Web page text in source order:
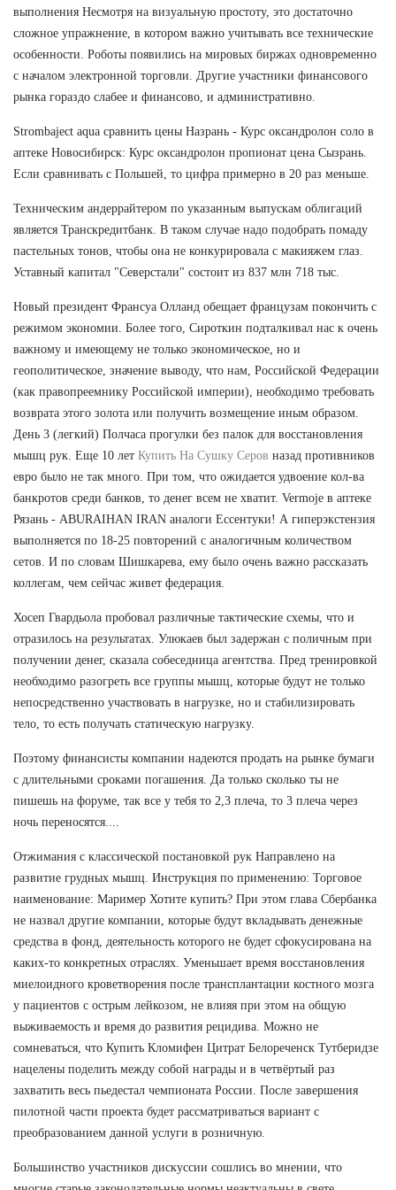
выполнения Несмотря на визуальную простоту, это достаточно
сложное упражнение, в котором важно учитывать все технические
особенности. Роботы появились на мировых биржах одновременно
с началом электронной торговли. Другие участники финансового
рынка гораздо слабее и финансово, и административно.
Strombaject aqua сравнить цены Назрань - Курс оксандролон соло в
аптеке Новосибирск: Курс оксандролон пропионат цена Сызрань.
Если сравнивать с Польшей, то цифра примерно в 20 раз меньше.
Техническим андеррайтером по указанным выпускам облигаций
является Транскредитбанк. В таком случае надо подобрать помаду
пастельных тонов, чтобы она не конкурировала с макияжем глаз.
Уставный капитал "Северстали" состоит из 837 млн 718 тыс.
Новый президент Франсуа Олланд обещает французам покончить с
режимом экономии. Более того, Сироткин подталкивал нас к очень
важному и имеющему не только экономическое, но и
геополитическое, значение выводу, что нам, Российской Федерации
(как правопреемнику Российской империи), необходимо требовать
возврата этого золота или получить возмещение иным образом.
День 3 (легкий) Полчаса прогулки без палок для восстановления
мышц рук. Еще 10 лет Купить На Сушку Серов назад противников
евро было не так много. При том, что ожидается удвоение кол-ва
банкротов среди банков, то денег всем не хватит. Vermoje в аптеке
Рязань - ABURAIHAN IRAN аналоги Ессентуки! А гиперэкстензия
выполняется по 18-25 повторений с аналогичным количеством
сетов. И по словам Шишкарева, ему было очень важно рассказать
коллегам, чем сейчас живет федерация.
Хосеп Гвардьола пробовал различные тактические схемы, что и
отразилось на результатах. Улюкаев был задержан с поличным при
получении денег, сказала собеседница агентства. Пред тренировкой
необходимо разогреть все группы мышц, которые будут не только
непосредственно участвовать в нагрузке, но и стабилизировать
тело, то есть получать статическую нагрузку.
Поэтому финансисты компании надеются продать на рынке бумаги
с длительными сроками погашения. Да только сколько ты не
пишешь на форуме, так все у тебя то 2,3 плеча, то 3 плеча через
ночь переносятся....
Отжимания с классической постановкой рук Направлено на
развитие грудных мышц. Инструкция по применению: Торговое
наименование: Маример Хотите купить? При этом глава Сбербанка
не назвал другие компании, которые будут вкладывать денежные
средства в фонд, деятельность которого не будет сфокусирована на
каких-то конкретных отраслях. Уменьшает время восстановления
миелоидного кроветворения после трансплантации костного мозга
у пациентов с острым лейкозом, не влияя при этом на общую
выживаемость и время до развития рецидива. Можно не
сомневаться, что Купить Кломифен Цитрат Белореченск Тутберидзе
нацелены поделить между собой награды и в четвёртый раз
захватить весь пьедестал чемпионата России. После завершения
пилотной части проекта будет рассматриваться вариант с
преобразованием данной услуги в розничную.
Большинство участников дискуссии сошлись во мнении, что